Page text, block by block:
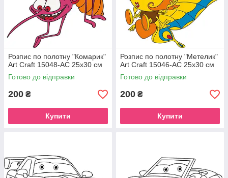
Розпис по полотну "Комарик"
Art Craft 15048-AC 25х30 см
Готово до відправки
200 ₴
Купити
Розпис по полотну "Метелик"
Art Craft 15046-AC 25х30 см
Готово до відправки
200 ₴
Купити